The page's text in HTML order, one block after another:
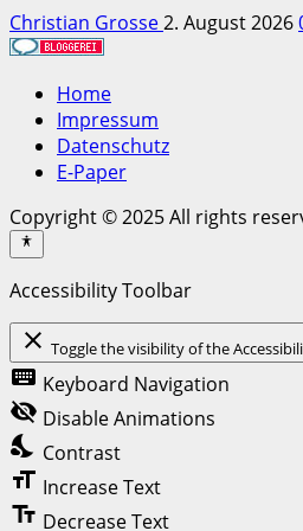
Christian Grosse2. August 2026
Home
Impressum
Datenschutz
E-Paper
Copyright © 2025 All rights
Accessibility Toolbar
close Toggle the visibility of the
keyboard Keyboard Navigation
visibility_off Disable Animations
nights_stay Contrast
format_size Increase Text
text_fields Decrease Text